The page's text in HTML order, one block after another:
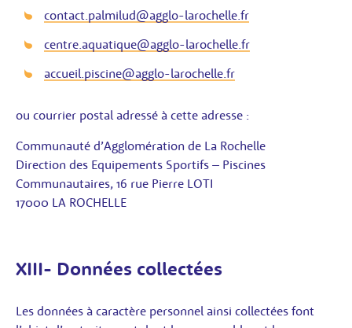
contact.palmilud@agglo-larochelle.fr
centre.aquatique@agglo-larochelle.fr
accueil.piscine@agglo-larochelle.fr
ou courrier postal adressé à cette adresse :
Communauté d’Agglomération de La Rochelle
Direction des Equipements Sportifs – Piscines
Communautaires, 16 rue Pierre LOTI
17000 LA ROCHELLE
XIII- Données collectées
Les données à caractère personnel ainsi collectées font